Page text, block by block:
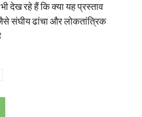
देख रहे हैं कि क्या यह प्रस्ताव
संघीय ढांचा और लोकतांत्रिक